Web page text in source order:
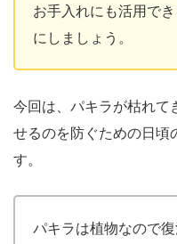
お手入れにも活用で
にしましょう。
今回は、パキラが枯れて
せるのを防ぐための日頃
す。
パキラは植物なので